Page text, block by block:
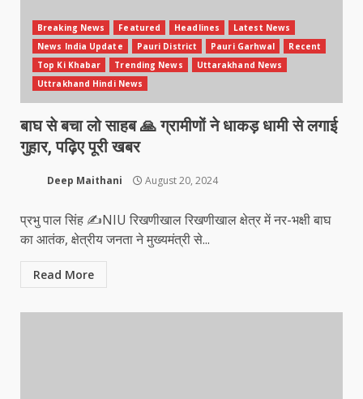
Breaking News Featured Headlines
Latest News
News India Update
Pauri District Pauri Garhwal
Recent
Top Ki Khabar
Trending News
Uttarakhand News
Uttrakhand Hindi News
बाघ से बचा लो साहब 🙏 ग्रामीणों ने धाकड़ धामी से लगाई
गुहार, पढ़िए पूरी खबर
Deep Maithani August 20, 2024
प्रभु पाल सिंह ✍️NIU रिखणीखाल रिखणीखाल क्षेत्र में नर-भक्षी बाघ
का आतंक, क्षेत्रीय जनता ने मुख्यमंत्री से...
Read More